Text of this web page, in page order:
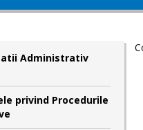
Administrativ
privind Procedurile